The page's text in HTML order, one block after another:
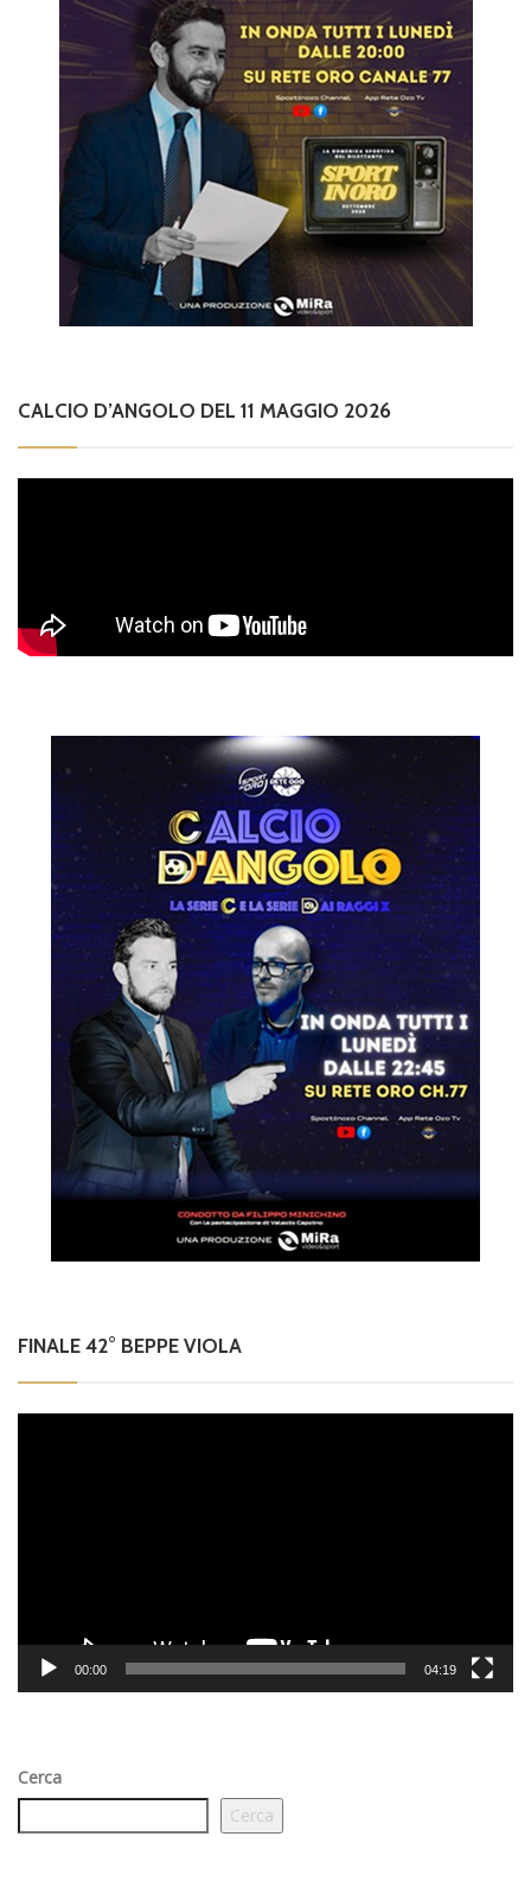
CALCIO D’ANGOLO DEL 11 MAGGIO 2026
FINALE 42° BEPPE VIOLA
00:00 04:19
Cerca
Cerca